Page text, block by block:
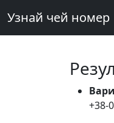
Узнай чей номер
+38-